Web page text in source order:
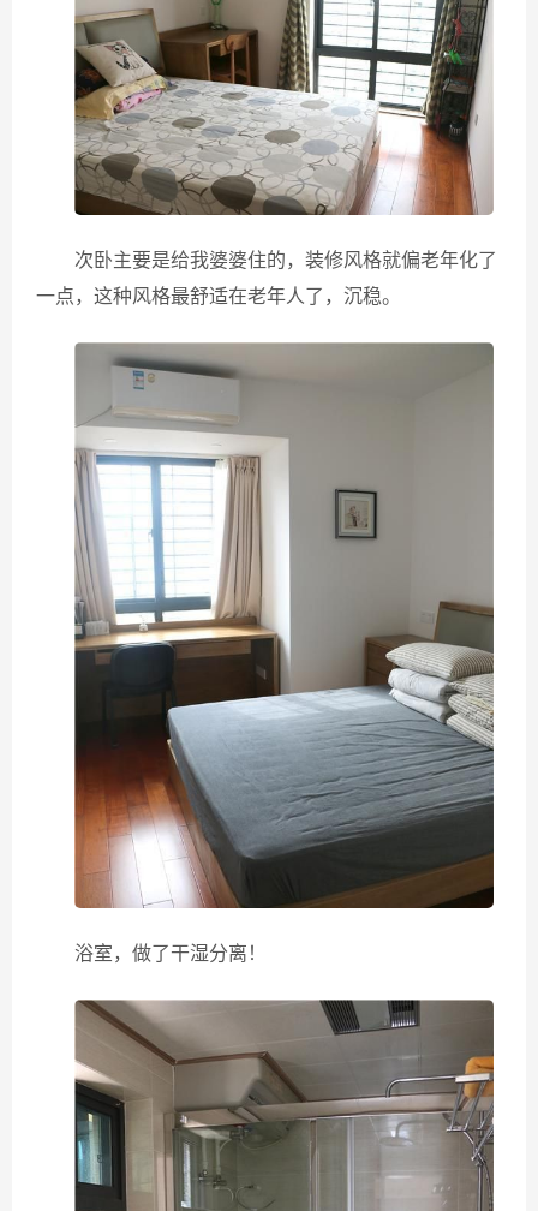
次卧主要是给我婆婆住的，装修风格就偏老年化了
一点，这种风格最舒适在老年人了，沉稳。
浴室，做了干湿分离！